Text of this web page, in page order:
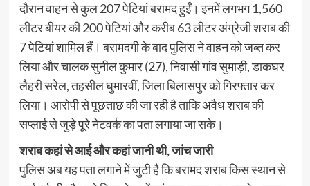
दौरान वाहन से कुल 207 पेटियां बरामद हुईं। इनमें लगभग 1,560
लीटर बीयर की 200 पेटियां और करीब 63 लीटर अंग्रेजी शराब की
7 पेटियां शामिल हैं। बरामदगी के बाद पुलिस ने वाहन को जब्त कर
लिया और चालक सुनील कुमार (27), निवासी गांव सुमाड़ी, डाकघर
लैहरी सरेल, तहसील घुमारवीं, जिला बिलासपुर को गिरफ्तार कर
लिया। आरोपी से पूछताछ की जा रही है ताकि अवैध शराब की
सप्लाई से जुड़े पूरे नेटवर्क का पता लगाया जा सके।
शराब कहां से आई और कहां जानी थी, जांच जारी
पुलिस अब यह पता लगाने में जुटी है कि बरामद शराब किस स्थान से